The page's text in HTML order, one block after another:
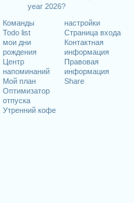
year 2026?
Команды
Todo list
мои дни
рождения
Центр
напоминаний
Мой план
Оптимизатор
отпуска
Утренний кофе
настройки
Страница входа
Контактная
информация
Правовая
информация
Share